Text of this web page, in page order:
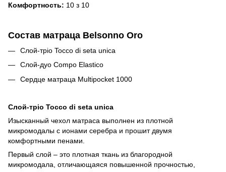
Комфортность: 10 з 10
Состав матраца Belsonno Oro
Слой-тріо Tocco di seta unica
Слой-дуо Compo Elastico
Сердце матраца Multipocket 1000
Слой-тріо Tocco di seta unica
Изысканный чехол матраса выполнен из плотной
микромодалы с ионами серебра и прошит двумя
комфортными пенами.
Первый слой – это плотная ткань из благородной
микромодала, отличающаяся повышенной прочностью,